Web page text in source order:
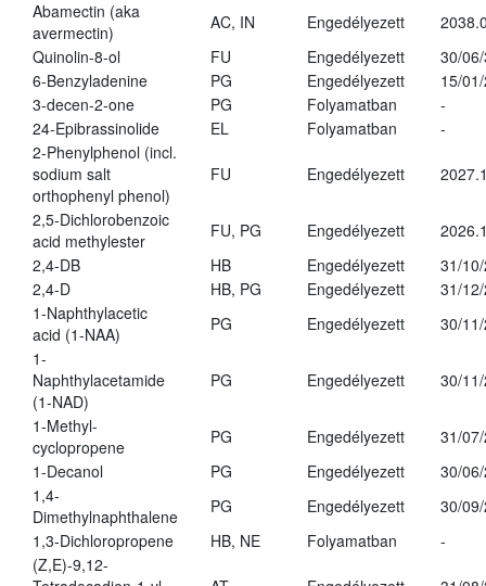
Abamectin (aka
avermectin)
AC, IN Engedélyezett
Quinolin-8-ol
FU Engedélyezett
30/
6-Benzyladenine
PG Engedélyezett
15/
3-decen-2-one
PG Folyamatban
-
24-Epibrassinolide
EL Folyamatban
-
2-Phenylphenol (incl.
sodium salt
orthophenyl phenol)
FU Engedélyezett
2,5-Dichlorobenzoic
acid methylester
FU, PG Engedélyezett
2,4-DB
HB Engedélyezett
31/
2,4-D
HB, PG Engedélyezett
31/
1-Naphthylacetic
acid (1-NAA)
PG Engedélyezett
30/
1-
Naphthylacetamide
(1-NAD)
PG Engedélyezett 30/
1-Methyl-
cyclopropene
PG Engedélyezett
31/
1-Decanol
PG Engedélyezett
30/
1,4-
Dimethylnaphthalene
PG Engedélyezett
30/
1,3-Dichloropropene
HB, NE Folyamatban
-
(Z,E)-9,12-